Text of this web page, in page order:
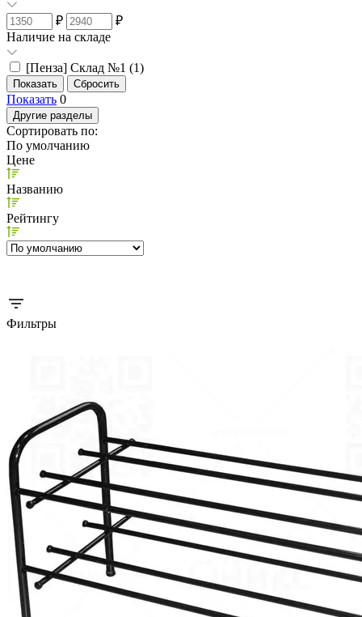
₽
₽
Наличие на складе
[Пенза] Склад №1 (1)
Показать 0
Другие разделы
Сортировать по:
По умолчанию
Цене
Названию
Рейтингу
Фильтры